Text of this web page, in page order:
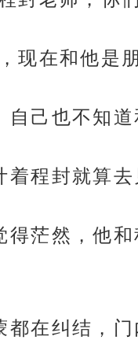
现在和他是
自己也不知道
着程封就算
得茫然，他
都在纠结，